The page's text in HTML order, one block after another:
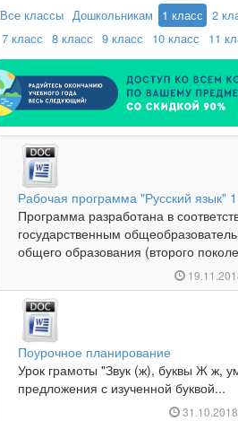
Все классы Дошкольникам 1 класс 2
7 класс 8 класс 9 класс 10 класс 11
Рабочая программа "Русский язык"
Программа разработана в
государственным
общего образования (второго
Поурочное планирование
Урок грамоты "Звук (ж), буквы Ж ж,
предложения с изученной буквой...